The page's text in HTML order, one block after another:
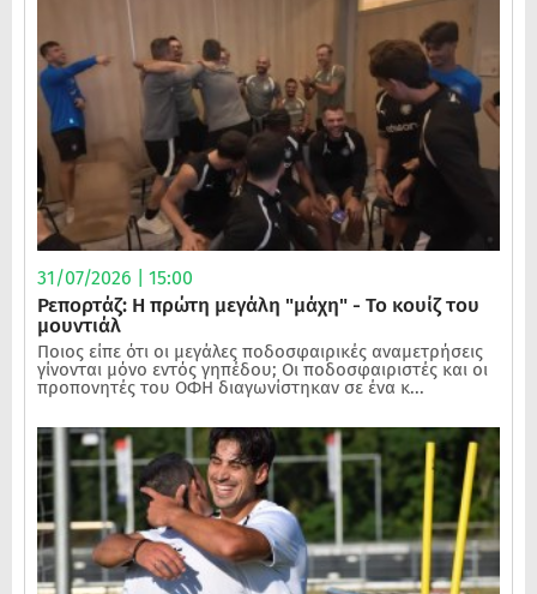
31/07/2026 | 15:00
Ρεπορτάζ: Η πρώτη μεγάλη "μάχη" - Το κουίζ του
μουντιάλ
Ποιος είπε ότι οι μεγάλες ποδοσφαιρικές αναμετρήσεις
γίνονται μόνο εντός γηπέδου; Οι ποδοσφαιριστές και οι
προπονητές του ΟΦΗ διαγωνίστηκαν σε ένα κ...